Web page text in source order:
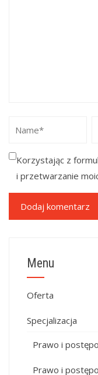
Korzystając z
i przetwarzanie
Menu
Oferta
Specjalizacja
Prawo i
Prawo i